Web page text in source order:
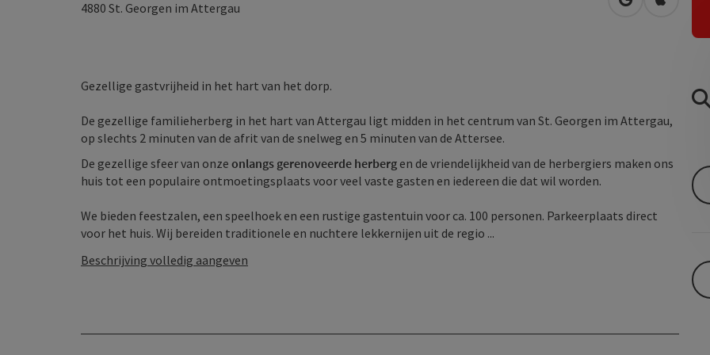
4880 St. Georgen im Attergau Openen inOpenen
Gezellige gastvrijheid in het hart van het dorp.
De gezellige familieherberg in het hart van Attergau ligt midden in het centrum van St. Georgen im Attergau,
op slechts 2 minuten van de afrit van de snelweg en 5 minuten van de Attersee.
De gezellige sfeer van onze onlangs gerenoveerde herberg en de vriendelijkheid van de herbergiers maken ons
huis tot een populaire ontmoetingsplaats voor veel vaste gasten en iedereen die dat wil worden.
We bieden feestzalen, een speelhoek en een rustige gastentuin voor ca. 100 personen. Parkeerplaats direct
voor het huis. Wij bereiden traditionele en nuchtere lekkernijen uit de regio ...
Beschrijving volledig aangeven